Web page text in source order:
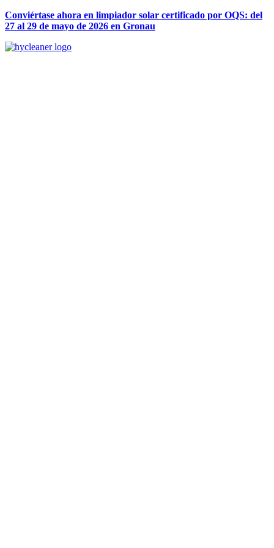
Conviértase ahora en limpiador solar certificado por OQS: del
27 al 29 de mayo de 2026 en Gronau